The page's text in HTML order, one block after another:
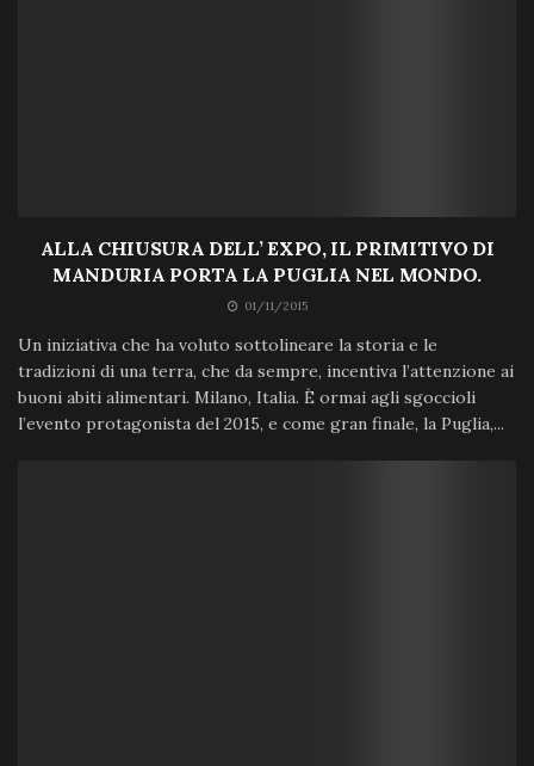
ALLA CHIUSURA DELL’ EXPO, IL PRIMITIVO DI
MANDURIA PORTA LA PUGLIA NEL MONDO.
01/11/2015
Un iniziativa che ha voluto sottolineare la storia e le
tradizioni di una terra, che da sempre, incentiva l’attenzione ai
buoni abiti alimentari. Milano, Italia. È ormai agli sgoccioli
l’evento protagonista del 2015, e come gran finale, la Puglia,...